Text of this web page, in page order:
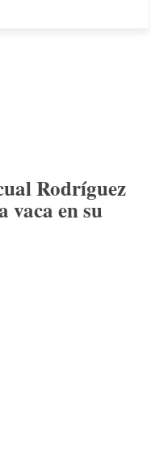
Rodríguez
vaca en su